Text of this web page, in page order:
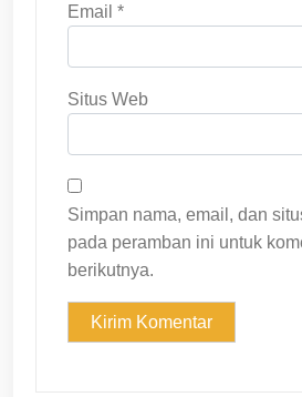
Email *
Situs Web
Simpan nama, email, dan
pada peramban ini untuk
berikutnya.